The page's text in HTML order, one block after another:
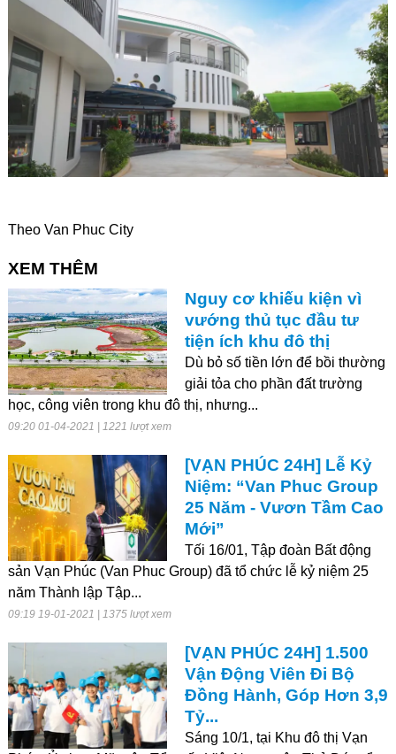
Theo Van Phuc City
XEM THÊM
Nguy cơ khiếu kiện vì
vướng thủ tục đầu tư
tiện ích khu đô thị
Dù bỏ số tiền lớn để bồi thường
giải tỏa cho phần đất trường
học, công viên trong khu đô thị, nhưng...
09:20 01-04-2021 | 1221 lượt xem
[VẠN PHÚC 24H] Lễ Kỷ
Niệm: “Van Phuc Group
25 Năm - Vươn Tầm Cao
Mới”
Tối 16/01, Tập đoàn Bất động
sản Vạn Phúc (Van Phuc Group) đã tổ chức lễ kỷ niệm 25
năm Thành lập Tập...
09:19 19-01-2021 | 1375 lượt xem
[VẠN PHÚC 24H] 1.500
Vận Động Viên Đi Bộ
Đồng Hành, Góp Hơn 3,9
Tỷ...
Sáng 10/1, tại Khu đô thị Vạn